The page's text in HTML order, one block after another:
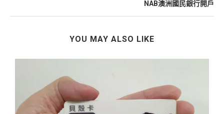
NAB澳洲國民銀行開戶
YOU MAY ALSO LIKE